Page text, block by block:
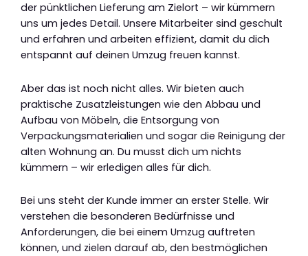
der pünktlichen Lieferung am Zielort – wir kümmern
uns um jedes Detail. Unsere Mitarbeiter sind geschult
und erfahren und arbeiten effizient, damit du dich
entspannt auf deinen Umzug freuen kannst.
Aber das ist noch nicht alles. Wir bieten auch
praktische Zusatzleistungen wie den Abbau und
Aufbau von Möbeln, die Entsorgung von
Verpackungsmaterialien und sogar die Reinigung der
alten Wohnung an. Du musst dich um nichts
kümmern – wir erledigen alles für dich.
Bei uns steht der Kunde immer an erster Stelle. Wir
verstehen die besonderen Bedürfnisse und
Anforderungen, die bei einem Umzug auftreten
können, und zielen darauf ab, den bestmöglichen